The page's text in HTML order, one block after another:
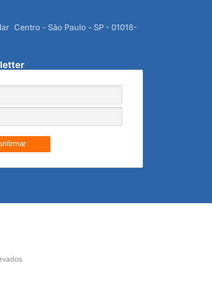
Centro - São Paulo - SP - 01018-